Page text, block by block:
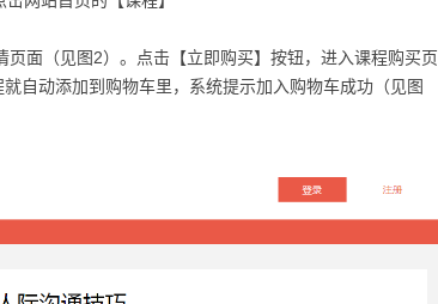
面（见图2）。点击【立即购买】按钮，进入课程购买页
自动添加到购物车里，系统提示加入购物车成功（见图